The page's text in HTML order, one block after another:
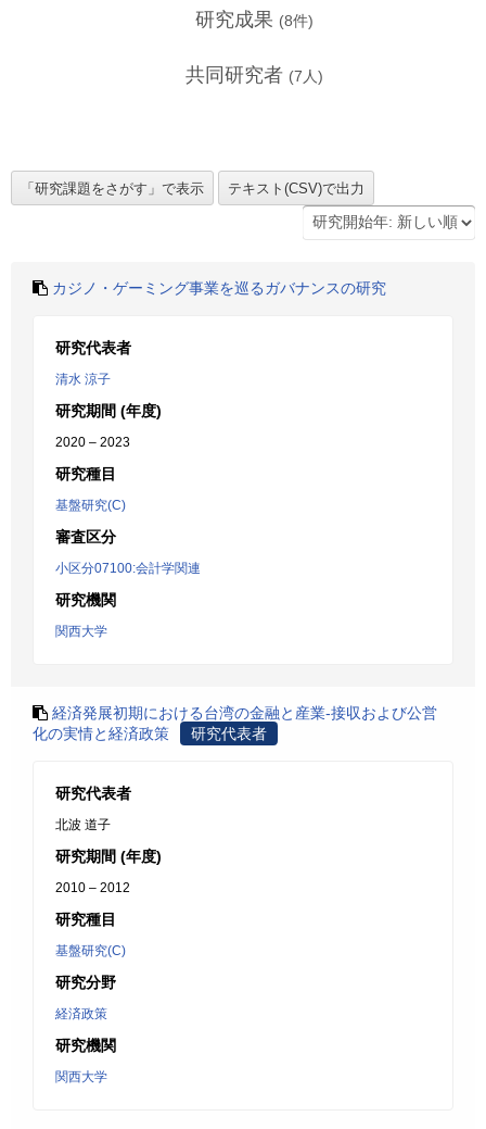
研究成果 (8件)
共同研究者 (7 人)
カジノ・ゲーミング事業を巡るガバナンスの研究
研究代表者
清水 涼子
研究期間 (年度)
2020 – 2023
研究種目
基盤研究(C)
審査区分
小区分07100:会計学関連
研究機関
関西大学
経済発展初期における台湾の金融と産業-接収および公営
化の実情と経済政策
研究代表者
研究代表者
北波 道子
研究期間 (年度)
2010 – 2012
研究種目
基盤研究(C)
研究分野
経済政策
研究機関
関西大学